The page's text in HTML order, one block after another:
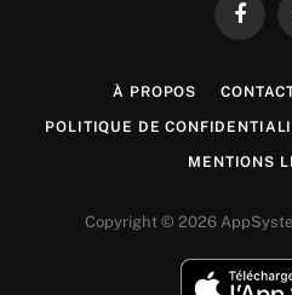
À PROPOS
POLITIQUE DE
MENTIONS
Copyright © 2026